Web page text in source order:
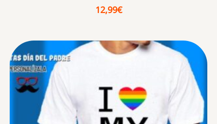
12,99€